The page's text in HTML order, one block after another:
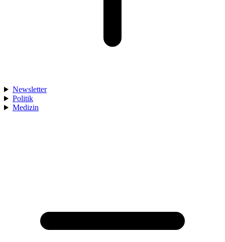
Newsletter
Politik
Medizin